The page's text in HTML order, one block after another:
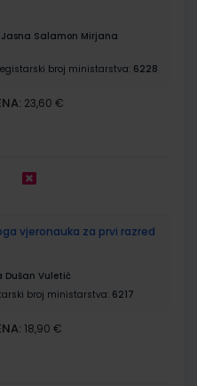
Jasna Salamon Mirjana
broj ministarstva: 6228
23,60 €
vjeronauka za prvi razred
Dušan Vuletić
broj ministarstva: 6217
18,90 €